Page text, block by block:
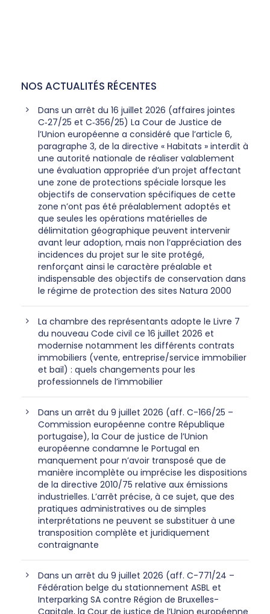
NOS ACTUALITÉS RÉCENTES
Dans un arrêt du 16 juillet 2026 (affaires jointes
C‑27/25 et C‑356/25) La Cour de Justice de
l’Union européenne a considéré que l’article 6,
paragraphe 3, de la directive « Habitats » interdit à
une autorité nationale de réaliser valablement
une évaluation appropriée d’un projet affectant
une zone de protections spéciale lorsque les
objectifs de conservation spécifiques de cette
zone n’ont pas été préalablement adoptés et
que seules les opérations matérielles de
délimitation géographique peuvent intervenir
avant leur adoption, mais non l’appréciation des
incidences du projet sur le site protégé,
renforçant ainsi le caractère préalable et
indispensable des objectifs de conservation dans
le régime de protection des sites Natura 2000
La chambre des représentants adopte le Livre 7
du nouveau Code civil ce 16 juillet 2026 et
modernise notamment les différents contrats
immobiliers (vente, entreprise/service immobilier
et bail) : quels changements pour les
professionnels de l’immobilier
Dans un arrêt du 9 juillet 2026 (aff. C-166/25 –
Commission européenne contre République
portugaise), la Cour de justice de l’Union
européenne condamne le Portugal en
manquement pour n’avoir transposé que de
manière incomplète ou imprécise les dispositions
de la directive 2010/75 relative aux émissions
industrielles. L’arrêt précise, à ce sujet, que des
pratiques administratives ou de simples
interprétations ne peuvent se substituer à une
transposition complète et juridiquement
contraignante
Dans un arrêt du 9 juillet 2026 (aff. C-771/24 –
Fédération belge du stationnement ASBL et
Interparking SA contre Région de Bruxelles-
Capitale, la Cour de justice de l’Union européenne